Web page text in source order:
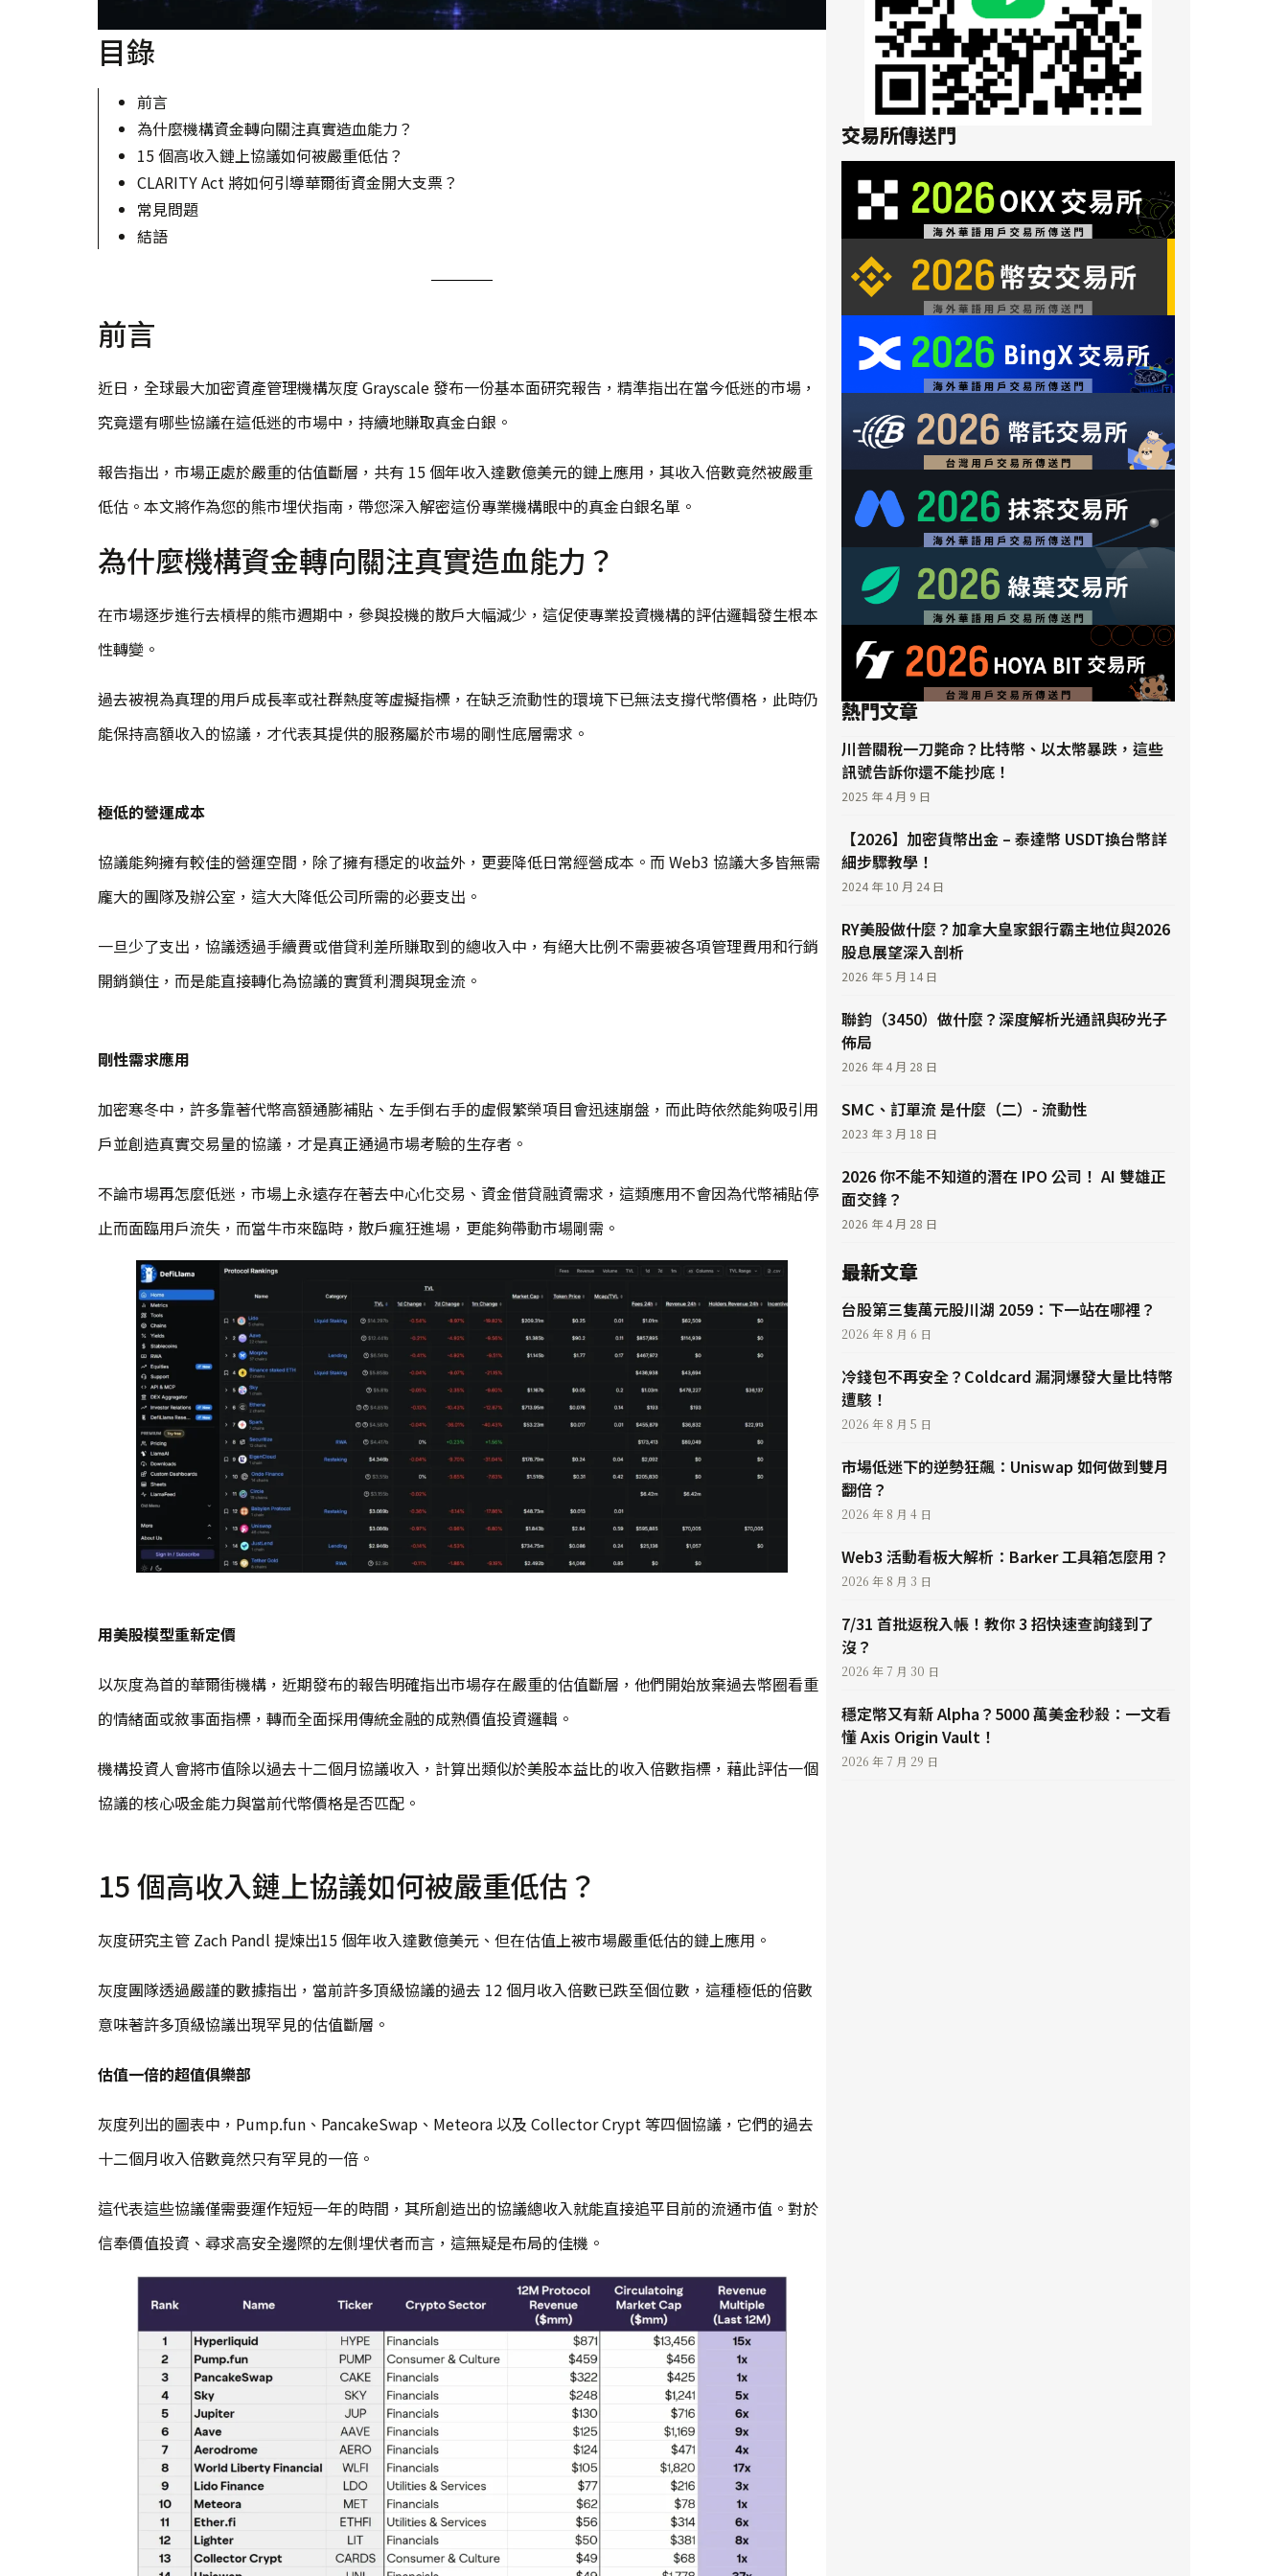
目錄
前言
為什麼機構資金轉向關注真實造血能力？
15 個高收入鏈上協議如何被嚴重低估？
CLARITY Act 將如何引導華爾街資金開大支票？
常見問題
結語
前言
近日，全球最大加密資產管理機構灰度 Grayscale 發布一份基本面研究報告，精準指出在當今低迷的市場，
究竟還有哪些協議在這低迷的市場中，持續地賺取真金白銀。
報告指出，市場正處於嚴重的估值斷層，共有 15 個年收入達數億美元的鏈上應用，其收入倍數竟然被嚴重
低估。本文將作為您的熊市埋伏指南，帶您深入解密這份專業機構眼中的真金白銀名單。
為什麼機構資金轉向關注真實造血能力？
在市場逐步進行去槓桿的熊市週期中，參與投機的散戶大幅減少，這促使專業投資機構的評估邏輯發生根本
性轉變。
過去被視為真理的用戶成長率或社群熱度等虛擬指標，在缺乏流動性的環境下已無法支撐代幣價格，此時仍
能保持高額收入的協議，才代表其提供的服務屬於市場的剛性底層需求。
極低的營運成本
協議能夠擁有較佳的營運空間，除了擁有穩定的收益外，更要降低日常經營成本。而 Web3 協議大多皆無需
龐大的團隊及辦公室，這大大降低公司所需的必要支出。
一旦少了支出，協議透過手續費或借貸利差所賺取到的總收入中，有絕大比例不需要被各項管理費用和行銷
開銷鎖住，而是能直接轉化為協議的實質利潤與現金流。
剛性需求應用
加密寒冬中，許多靠著代幣高額通膨補貼、左手倒右手的虛假繁榮項目會迅速崩盤，而此時依然能夠吸引用
戶並創造真實交易量的協議，才是真正通過市場考驗的生存者。
不論市場再怎麼低迷，市場上永遠存在著去中心化交易、資金借貸融資需求，這類應用不會因為代幣補貼停
止而面臨用戶流失，而當牛市來臨時，散戶瘋狂進場，更能夠帶動市場剛需。
用美股模型重新定價
以灰度為首的華爾街機構，近期發布的報告明確指出市場存在嚴重的估值斷層，他們開始放棄過去幣圈看重
的情緒面或敘事面指標，轉而全面採用傳統金融的成熟價值投資邏輯。
機構投資人會將市值除以過去十二個月協議收入，計算出類似於美股本益比的收入倍數指標，藉此評估一個
協議的核心吸金能力與當前代幣價格是否匹配。
15 個高收入鏈上協議如何被嚴重低估？
灰度研究主管 Zach Pandl 提煉出15 個年收入達數億美元、但在估值上被市場嚴重低估的鏈上應用。
灰度團隊透過嚴謹的數據指出，當前許多頂級協議的過去 12 個月收入倍數已跌至個位數，這種極低的倍數
意味著許多頂級協議出現罕見的估值斷層。
估值一倍的超值俱樂部
灰度列出的圖表中，Pump.fun、PancakeSwap、Meteora 以及 Collector Crypt 等四個協議，它們的過去
十二個月收入倍數竟然只有罕見的一倍。
這代表這些協議僅需要運作短短一年的時間，其所創造出的協議總收入就能直接追平目前的流通市值。對於
信奉價值投資、尋求高安全邊際的左側埋伏者而言，這無疑是布局的佳機。
交易所傳送門
熱門文章
川普關稅一刀斃命？比特幣、以太幣暴跌，這些
訊號告訴你還不能抄底！
2025 年 4 月 9 日
【2026】加密貨幣出金 – 泰達幣 USDT換台幣詳
細步驟教學！
2024 年 10 月 24 日
RY美股做什麼？加拿大皇家銀行霸主地位與2026
股息展望深入剖析
2026 年 5 月 14 日
聯鈞（3450）做什麼？深度解析光通訊與矽光子
佈局
2026 年 4 月 28 日
SMC、訂單流 是什麼（二）- 流動性
2023 年 3 月 18 日
2026 你不能不知道的潛在 IPO 公司！ AI 雙雄正
面交鋒？
2026 年 4 月 28 日
最新文章
台股第三隻萬元股川湖 2059：下一站在哪裡？
2026 年 8 月 6 日
冷錢包不再安全？Coldcard 漏洞爆發大量比特幣
遭駭！
2026 年 8 月 5 日
市場低迷下的逆勢狂飆：Uniswap 如何做到雙月
翻倍？
2026 年 8 月 4 日
Web3 活動看板大解析：Barker 工具箱怎麼用？
2026 年 8 月 3 日
7/31 首批返稅入帳！教你 3 招快速查詢錢到了
沒？
2026 年 7 月 30 日
穩定幣又有新 Alpha？5000 萬美金秒殺：一文看
懂 Axis Origin Vault！
2026 年 7 月 29 日